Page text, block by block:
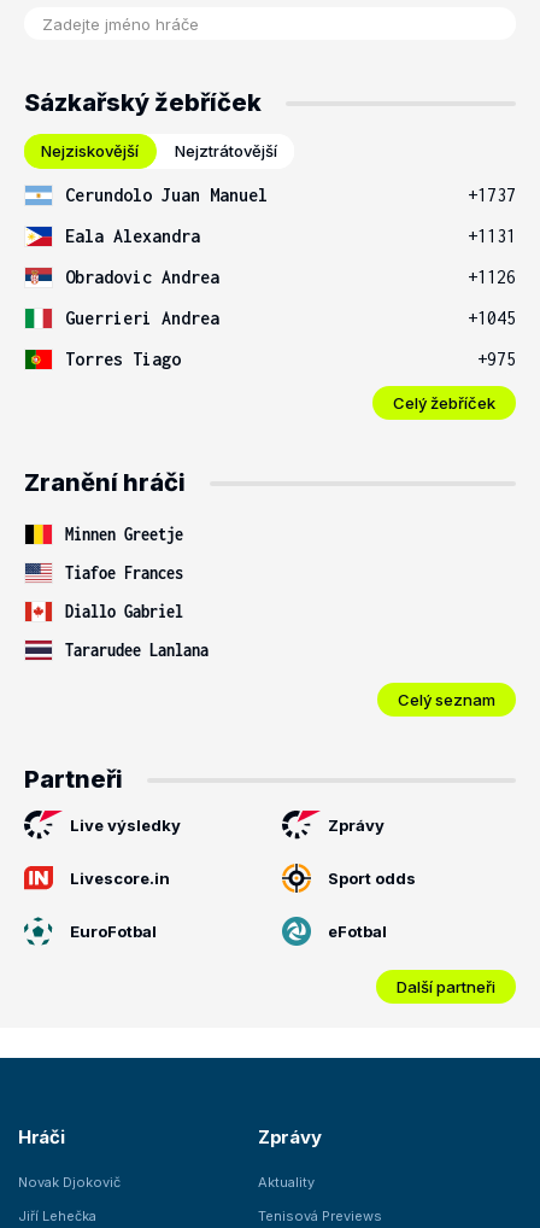
Sázkařský žebříček
Nejziskovější Nejztrátovější
Cerundolo Juan Manuel
+1737
Eala Alexandra
+1131
Obradovic Andrea
+1126
Guerrieri Andrea
+1045
Torres Tiago
+975
Celý žebříček
Zranění hráči
Minnen Greetje
Tiafoe Frances
Diallo Gabriel
Tararudee Lanlana
Celý seznam
Partneři
Live výsledky Zprávy
Livescore.in Sport odds
EuroFotbal eFotbal
Další partneři
Hráči
Novak Djokovič
Jiří Lehečka
Zprávy
Aktuality
Tenisová Previews